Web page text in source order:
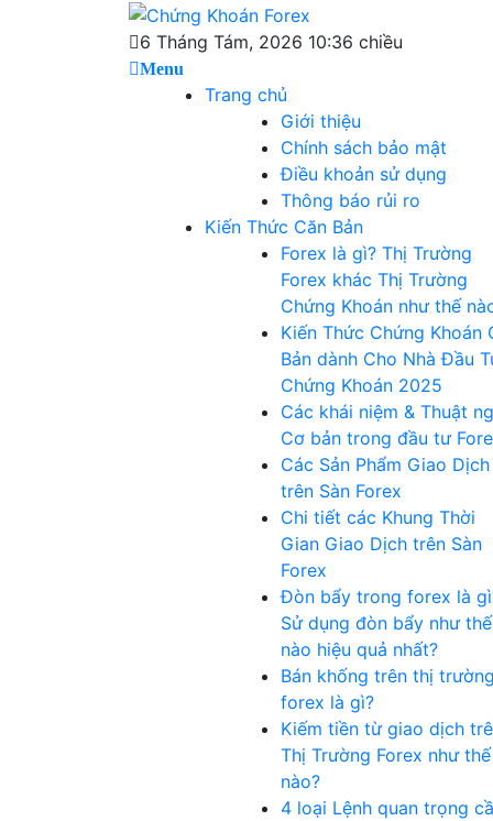
Chứng Khoán
Forex
Blog chia sẻ về Chứng Khoán và Forex
6 Tháng Tám, 2026 10:36 chiều
Menu
Trang chủ
Giới thiệu
Chính sách bảo mật
Điều khoản sử dụng
Thông báo rủi ro
Kiến Thức Căn Bản
Forex là gì? Thị Trường
Forex khác Thị Trường
Chứng Khoán như thế
Kiến Thức Chứng Khoán
Bản dành Cho Nhà Đầu
Chứng Khoán 2025
Các khái niệm & Thuật
Cơ bản trong đầu tư
Các Sản Phẩm Giao Dịch
trên Sàn Forex
Chi tiết các Khung Thời
Gian Giao Dịch trên Sàn
Forex
Đòn bẩy trong forex là
Sử dụng đòn bẩy như thế
nào hiệu quả nhất?
Bán khống trên thị trường
forex là gì?
Kiếm tiền từ giao dịch
Thị Trường Forex như thế
nào?
4 loại Lệnh quan trọng